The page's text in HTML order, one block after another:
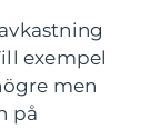
exempel
men
på